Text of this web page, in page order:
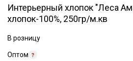
Интерьерный хлопок "Леса
хлопок-100%, 250гр/м.кв
В розницу
Оптом